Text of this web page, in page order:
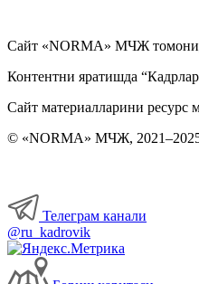
Сайт «NORMA» МЧЖ
Контентни яратишда
Сайт материалларини ресурс
© «NORMA» МЧЖ, 2021–2025
Телеграм канали
@ru_kadrovik